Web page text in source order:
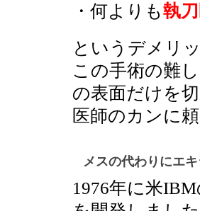
・何よりも執
というデメリ
この手術の難
の表面だけを
医師のカンに
メスの代わりにエ
1976年に米